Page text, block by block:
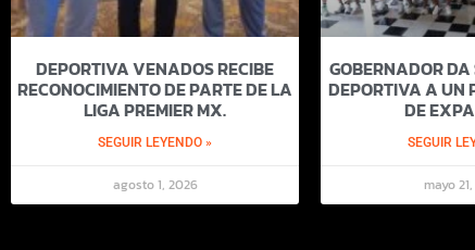
DEPORTIVA VENADOS RECIBE
RECONOCIMIENTO DE PARTE DE LA
LIGA PREMIER MX.
SEGUIR LEYENDO »
agosto 1, 2026
GOBERNADOR
DEPORTIVA A UN
DE
SEGUIR
mayo